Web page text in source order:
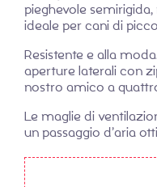
pieghevole
ideale per cani di
Resistente e alla
aperture laterali con
nostro amico a
Le maglie di
un passaggio d’aria